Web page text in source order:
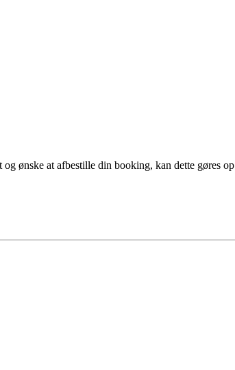
at afbestille din booking, kan dette gøres